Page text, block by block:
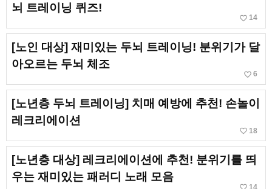
뇌 트레이닝 퀴즈!
favorite_border 14
[노인 대상] 재미있는 두뇌 트레이닝! 분위기가 달
아오르는 두뇌 체조
favorite_border 6
[노년층 두뇌 트레이닝] 치매 예방에 추천! 손놀이
레크리에이션
favorite_border 18
[노년층 대상] 레크리에이션에 추천! 분위기를 띄
우는 재미있는 패러디 노래 모음
14